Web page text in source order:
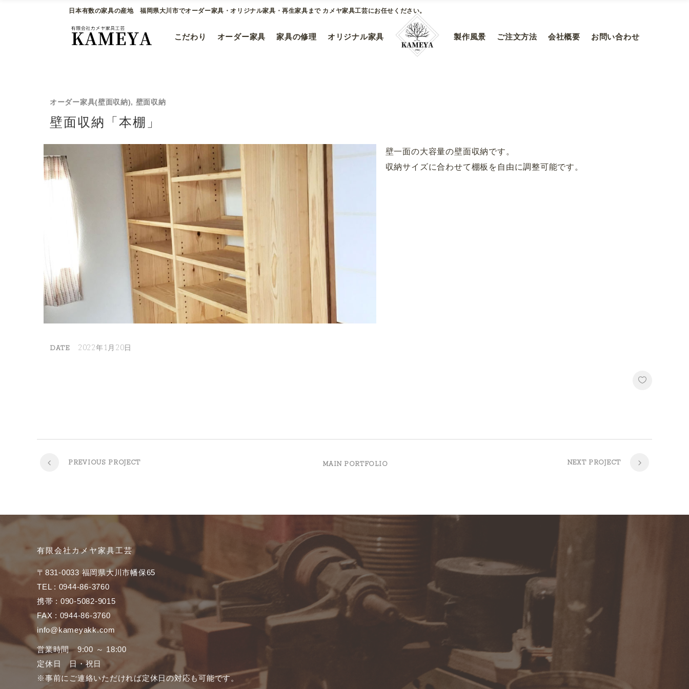
日本有数の家具の産地 福岡県大川市でオーダー家具・オリジナル家具・再生家具まで カメヤ家具工芸にお任せください。
こだわり オーダー家具 家具の修理 オリジナル家具 製作風景 ご注文方法 会社概要 お問い合わせ
オーダー家具(壁面収納), 壁面収納
壁面収納「本棚」
壁一面の大容量の壁面収納です。
収納サイズに合わせて棚板を自由に調整可能です。
DATE 2022年1月20日
PREVIOUS PROJECT MAIN PORTFOLIO NEXT PROJECT
有限会社カメヤ家具工芸
〒831-0033 福岡県大川市幡保65
TEL : 0944-86-3760
携帯 : 090-5082-9015
FAX : 0944-86-3760
info@kameyakk.com
営業時間 9:00 ～ 18:00
定休日 日・祝日
※事前にご連絡いただければ定休日の対応も可能です。